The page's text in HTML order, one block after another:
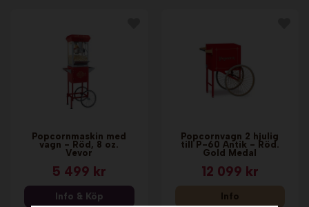
Popcornmaskin med
vagn - Röd, 8 oz.
Vevor
5 499 kr
Info & Köp
Popcornvagn 2 hjulig
till P-60 Antik - Röd.
Gold Medal
12 099 kr
Info